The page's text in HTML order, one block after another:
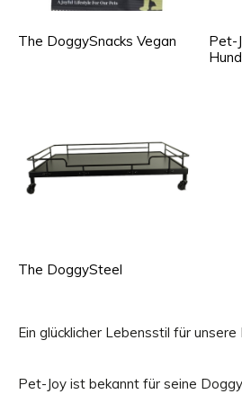
The DoggySnacks Vegan
Pet-
The DoggySteel
Ein glücklicher Lebensstil für
Pet-Joy ist bekannt für seine